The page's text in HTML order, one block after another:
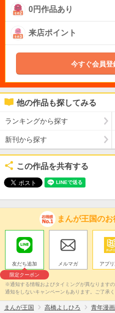
0円作品あり
来店ポイント
今すぐ会員
他の作品も探してみる
ランキングから探す
新刊から探す
この作品を共有する
まんが王国の
友だち追加
限定クーポン
メルマガ アプ
※通知する情報およびタイミングが異なります
通知をしないキャンペーンもあります。ご了承く
まんが王国 高橋よしひろ 青年漫画